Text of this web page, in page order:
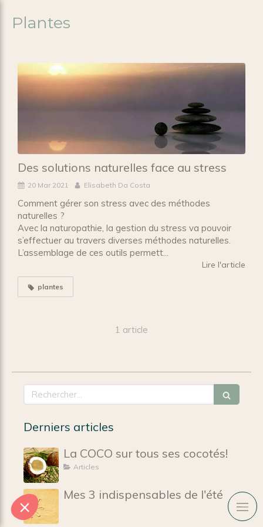
Plantes
Des solutions naturelles face au stress
20 Mar 2021 Elisabeth Da Costa
Comment gérer son stress avec des méthodes
naturelles ?
Avec la naturopathie, la gestion du stress va pouvoir
s’effectuer au travers diverses méthodes naturelles.
L’assemblage de ces outils permett...
Lire l'article
plantes
1 article
Rechercher
Derniers articles
La COCO sur tous ses cocotés!
Articles
Mes 3 indispensables de l'été